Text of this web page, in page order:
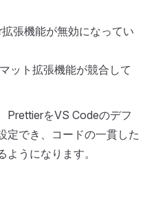
張機能が無効になってい
ット拡張機能が競合して
PrettierをVS Codeのデフ
定でき、コードの一貫した
うになります。